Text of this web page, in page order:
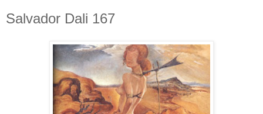
Salvador Dali 167